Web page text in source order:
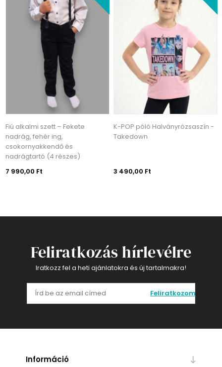
K-POP póló Halványrózsaszín -
Takedown
3 490,00 Ft
K-POP póló Lila - Takedown
3 490,00 Ft
Feliratkozás hírlevélre
Iratkozz fel a heti ajánlatokra és új tartalmakra!
Feliratkozom
Információ